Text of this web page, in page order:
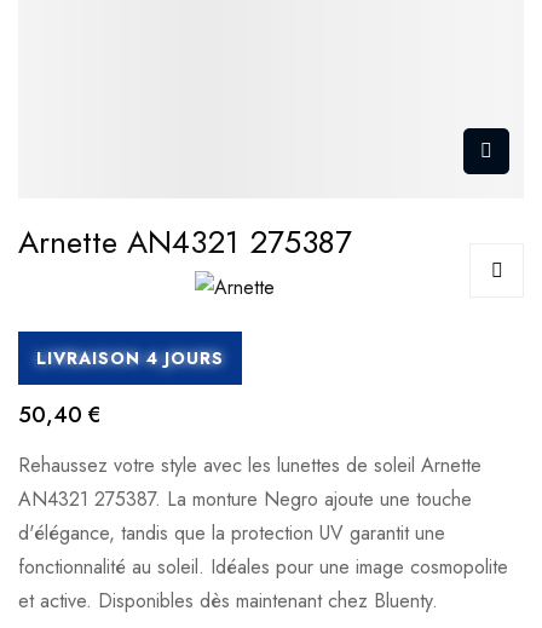
Arnette AN4321 275387
LIVRAISON 4 JOURS
50,40 €
Rehaussez votre style avec les lunettes de soleil Arnette
AN4321 275387. La monture Negro ajoute une touche
d'élégance, tandis que la protection UV garantit une
fonctionnalité au soleil. Idéales pour une image cosmopolite
et active. Disponibles dès maintenant chez Bluenty.